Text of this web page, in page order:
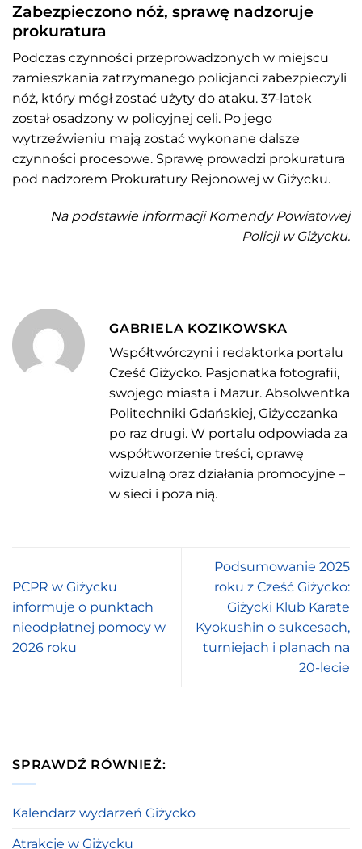
Zabezpieczono nóż, sprawę nadzoruje
prokuratura
Podczas czynności przeprowadzonych w miejscu
zamieszkania zatrzymanego policjanci zabezpieczyli
nóż, który mógł zostać użyty do ataku. 37-latek
został osadzony w policyjnej celi. Po jego
wytrzeźwieniu mają zostać wykonane dalsze
czynności procesowe. Sprawę prowadzi prokuratura
pod nadzorem Prokuratury Rejonowej w Giżycku.
Na podstawie informacji Komendy Powiatowej
Policji w Giżycku.
GABRIELA KOZIKOWSKA
Współtwórczyni i redaktorka portalu
Cześć Giżycko. Pasjonatka fotografii,
swojego miasta i Mazur. Absolwentka
Politechniki Gdańskiej, Giżycczanka
po raz drugi. W portalu odpowiada za
współtworzenie treści, oprawę
wizualną oraz działania promocyjne –
w sieci i poza nią.
PCPR w Giżycku
informuje o punktach
nieodpłatnej pomocy w
2026 roku
Podsumowanie 2025
roku z Cześć Giżycko:
Giżycki Klub Karate
Kyokushin o sukcesach,
turniejach i planach na
20-lecie
SPRAWDŹ RÓWNIEŻ:
Kalendarz wydarzeń Giżycko
Atrakcje w Giżycku